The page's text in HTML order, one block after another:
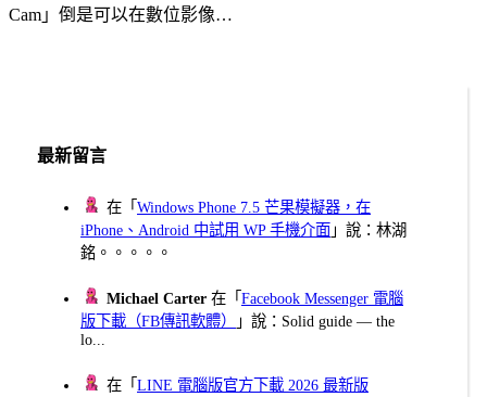
Cam」倒是可以在數位影像…
最新留言
在「Windows Phone 7.5 芒果模擬器，在
iPhone、Android 中試用 WP 手機介面 」說：林湖
銘。。。。。
Michael Carter 在「Facebook Messenger 電腦
版下載（FB傳訊軟體）
」說：Solid guide — the
lo...
在「LINE 電腦版官方下載 2026 最新版